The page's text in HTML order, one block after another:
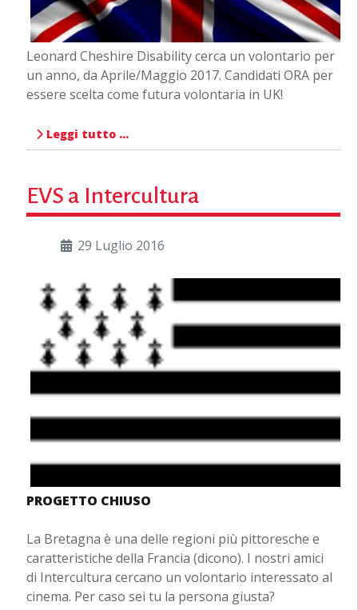
Leonard Cheshire Disability cerca un volontario per
un anno, da Aprile/Maggio 2017. Candidati ORA per
essere scelta come futura volontaria in UK!
Leggi tutto …
EVS a Intercultura
29 Luglio 2016
PROGETTO CHIUSO
La Bretagna è una delle regioni più pittoresche e
caratteristiche della Francia (dicono). I nostri amici
di Intercultura cercano un volontario interessato al
cinema. Per caso sei tu la persona giusta?